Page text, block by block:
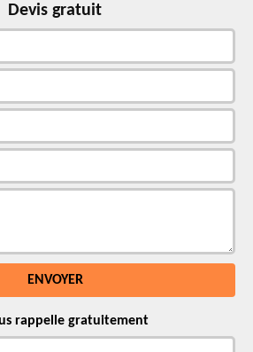
Devis gratuit
rappelle gratuitement